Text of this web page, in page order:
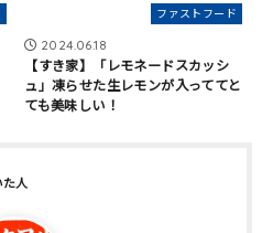
ファストフード
2024.06.18
【すき家】「レモネードスカッシ
ュ」凍らせた生レモンが入っててと
ても美味しい！